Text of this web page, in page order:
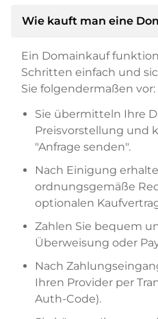
Wie kauft man eine
Ein Domainkauf
Schritten einfach und
Sie folgendermaßen vor:
Sie übermitteln Ihre
Preisvorstellung und
"Anfrage senden".
Nach Einigung
ordnungsgemäße
optionalen
Zahlen Sie bequem
Überweisung oder
Nach
Ihren Provider per
Auth-Code).